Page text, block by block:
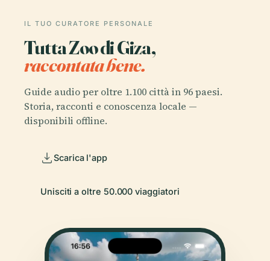
IL TUO CURATORE PERSONALE
Tutta Zoo di Giza,
raccontata bene.
Guide audio per oltre 1.100 città in 96 paesi.
Storia, racconti e conoscenza locale —
disponibili offline.
Scarica l'app
Unisciti a oltre 50.000 viaggiatori